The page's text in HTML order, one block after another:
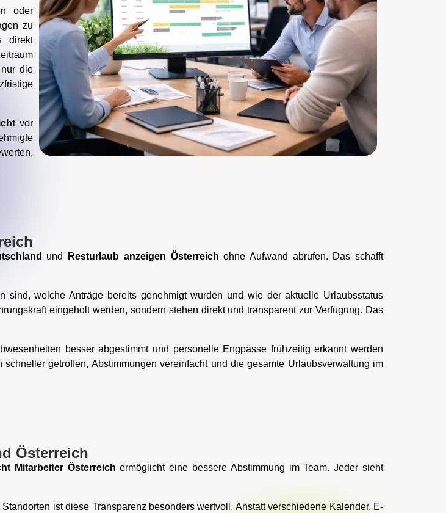
oder
zu
direkt
die
vor
und Resturlaub anzeigen Österreich ohne Aufwand abrufen. Das schafft
welche Anträge bereits genehmigt wurden und wie der aktuelle Urlaubsstatus
eingeholt werden, sondern stehen direkt und transparent zur Verfügung. Das
besser abgestimmt und personelle Engpässe frühzeitig erkannt werden
getroffen, Abstimmungen vereinfacht und die gesamte Urlaubsverwaltung im
Österreich
Mitarbeiter Österreich ermöglicht eine bessere Abstimmung im Team. Jeder sieht
ist diese Transparenz besonders wertvoll. Anstatt verschiedene Kalender, E-